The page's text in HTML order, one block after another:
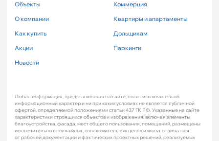
Объекты
О компании
Как купить
Акции
Новости
Коммерция
Квартиры и апартаменты
Дольщикам
Паркинги
Любая информация, представленная на сайте, носит исключительно
информационный характер и ни при каких условиях не является публичной
офертой, определяемой положениями статьи 437 ГК РФ. Указанные на сайте
характеристики строящихся объектов и изображения, включая элементы
благоустройства, фасада, мест общего пользования, помещений, размещены
исключительно в рекламных, ознакомительных целях и могут отличаться
от рабочей документации и фактических проектных решений, реализуемых